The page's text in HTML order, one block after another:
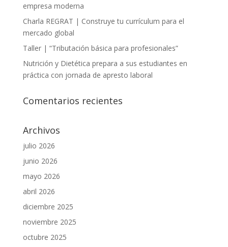
empresa moderna
Charla REGRAT | Construye tu currículum para el
mercado global
Taller | “Tributación básica para profesionales”
Nutrición y Dietética prepara a sus estudiantes en
práctica con jornada de apresto laboral
Comentarios recientes
Archivos
julio 2026
junio 2026
mayo 2026
abril 2026
diciembre 2025
noviembre 2025
octubre 2025